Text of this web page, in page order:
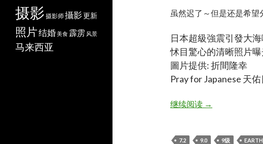
虽然迟了～但是还是希
日本超級強震引發大
怵目驚心的清晰照片
圖片提供: 折間隆幸
Pray for Japanese 天
继续阅读日本.強震9.0级
→
7.2 9.0 9级
摄影 摄影师攝影更新
照片结婚美食 霹雳 风景
马来西亚